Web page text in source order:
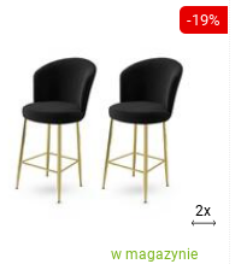
-19%
2x
w magazynie